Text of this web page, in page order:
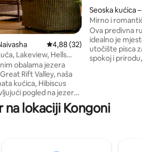
14 Prosječna ocjena: 4,88/5,
4,88 (32)
Lakeview, Hells
obalama jezera
Rift Valley, naša
kućica, Hibiscus
pogled na jezero i
za obitelji, prijatelje
avanturu i romantiku,
Seoska kućica
Mirno i
na sjevernu
Ova predivna
idealno je
utočište pisca
spokoj i
gleda na jezero
Longonot i
na lokaciji Kongoni